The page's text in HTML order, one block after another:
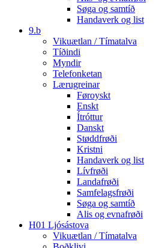
Søga og samtíð
Handaverk og list
9.b
Vikuætlan / Tímatalva
Tíðindi
Myndir
Telefonketan
Lærugreinar
Føroyskt
Enskt
Ítróttur
Danskt
Støddfrøði
Kristni
Handaverk og list
Lívfrøði
Landafrøði
Samfelagsfrøði
Søga og samtíð
Alis og evnafrøði
H01 Ljósástova
Vikuætlan / Tímatalva